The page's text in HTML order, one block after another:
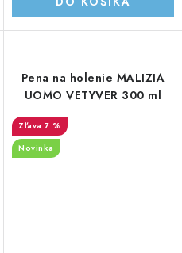
Pena na holenie MALIZIA
UOMO VETYVER 300 ml
7 %
Novinka